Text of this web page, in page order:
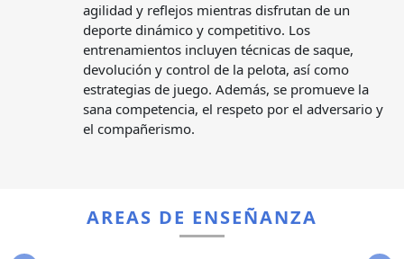
agilidad y reflejos mientras disfrutan de un
deporte dinámico y competitivo. Los
entrenamientos incluyen técnicas de saque,
devolución y control de la pelota, así como
estrategias de juego. Además, se promueve la
sana competencia, el respeto por el adversario y
el compañerismo.
AREAS DE ENSEÑANZA